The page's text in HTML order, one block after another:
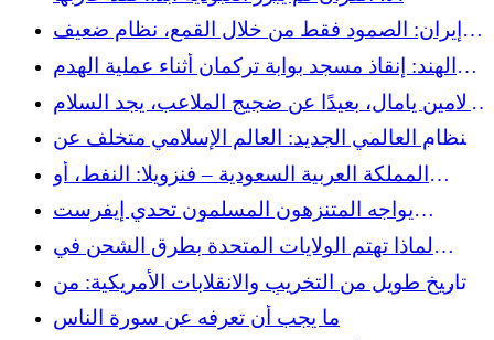
إيران: الصمود فقط من خلال القمع، نظام ضعيف
ومعزول على وشك الانهيار في مواجهة المظاهرات
الحاشدة
الهند: إنقاذ مسجد بوابة تركمان أثناء عملية الهدم
التي تدهورت
لامين يامال، بعيدًا عن ضجيج الملاعب، يجد السلام
في صمت المساجد
النظام العالمي الجديد: العالم الإسلامي متخلف عن
التاريخ
المملكة العربية السعودية – فنزويلا: النفط، أو
التساهل الانتقائي للغرب
يواجه المتنزهون المسلمون تحدي إيفرست
ويجمعون 58 ألف يورو للتضامن
لماذا تهتم الولايات المتحدة بطرق الشحن في
جرينلاند والقطب الشمالي
تاريخ طويل من التخريب والانقلابات الأمريكية: من
مصدق وأليندي إلى اختطاف مادورو
ما يجب أن تعرفه عن سورة الناس